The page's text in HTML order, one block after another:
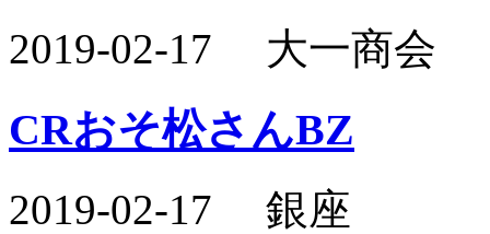
2019-02-17 大一商会
CRおそ松さんBZ
2019-02-17 銀座